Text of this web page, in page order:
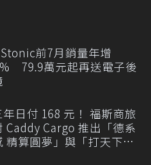
前7月銷量年增
79.9萬元起再送電子後
年日付 168 元！ 福斯商旅
Caddy Cargo 推出「德系
精算圓夢」與「打天下」